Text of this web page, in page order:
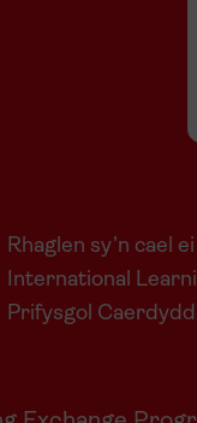
Rhaglen sy’n cael
International
Prifysgol